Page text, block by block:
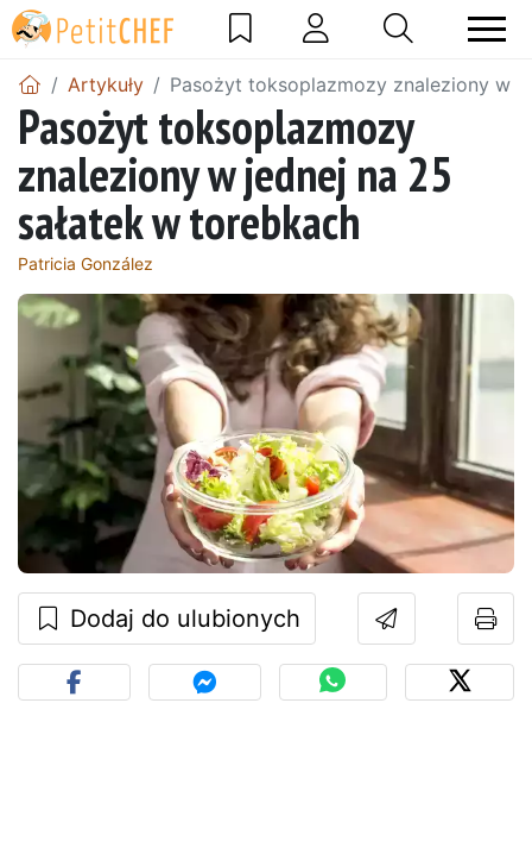
Artykuły Pasożyt toksoplazmozy znaleziony w
Pasożyt toksoplazmozy
znaleziony w jednej na 25
sałatek w torebkach
Patricia González
Dodaj do ulubionych